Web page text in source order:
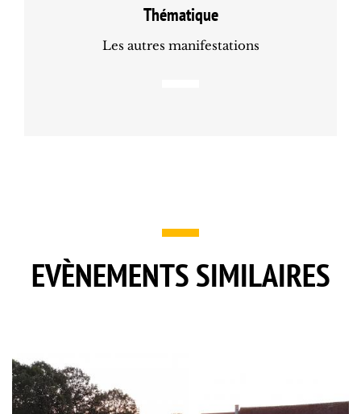
Thématique
Les autres manifestations
EVÈNEMENTS SIMILAIRES